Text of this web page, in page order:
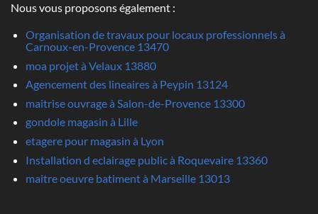
Nous vous proposons également :
Organisation de travaux pour locaux professionnels à
Carnoux-en-Provence 13470
moa projet à Velaux 13880
Agencement des lineaires à Peypin 13124
maitrise ouvrage à Salon-de-Provence 13300
gondole magasin à Lille
etagere pour magasin à Lyon
Installation d eclairage public à Roquevaire 13360
maitre oeuvre batiment à Marseille 13013